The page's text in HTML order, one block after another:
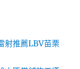
射推薦LBV苗栗